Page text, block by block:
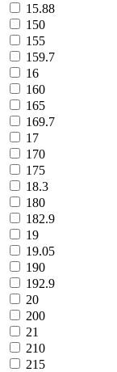
15.88
150
155
159.7
16
160
165
169.7
17
170
175
18.3
180
182.9
19
19.05
190
192.9
20
200
21
210
215